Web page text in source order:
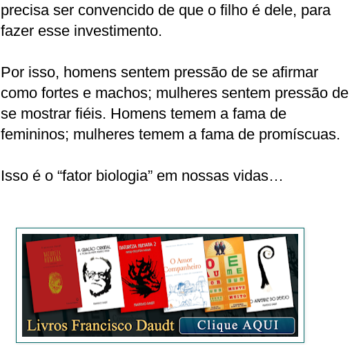
precisa ser convencido de que o filho é dele, para
fazer esse investimento.
Por isso, homens sentem pressão de se afirmar
como fortes e machos; mulheres sentem pressão de
se mostrar fiéis. Homens temem a fama de
femininos; mulheres temem a fama de promíscuas.
Isso é o “fator biologia” em nossas vidas…